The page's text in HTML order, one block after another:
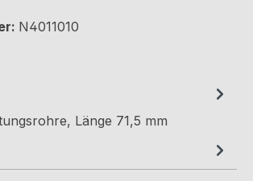
N4011010
Länge 71,5 mm